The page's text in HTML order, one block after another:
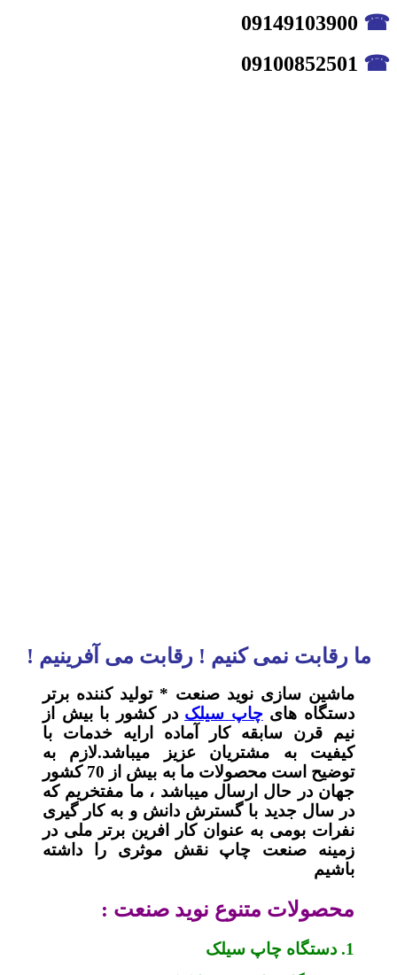
☎
☎
ما رقابت نمی کنیم ! رقابت می آفرینیم !
ماشین سازی نوید صنعت * تولید کننده برتر
دستگاه هایچاپ سیلک در کشور با بیش از
نیم قرن سابقه کار آماده ارایه خدمات با
کیفیت به مشتریان عزیز میباشد.لازم به
توضیح است محصولات ما به بیش از 70 کشور
جهان در حال ارسال میباشد ، ما مفتخریم که
در سال جدید با گسترش دانش و به کار گیری
نفرات بومی به عنوان کار افرین برتر ملی در
زمینه صنعت چاپ نقش موثری را داشته
باشیم
محصولات متنوع نوید صنعت :
1. دستگاه چاپ سیلک